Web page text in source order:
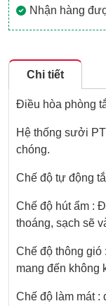
Nhận hàng
Chi tiết
Điều hòa phòng
Hệ thống sưởi
chóng.
Chế độ tự động
Chế độ hút ẩm :
thoáng, sạch sẽ
Chế độ thông gió
mang đến không
Chế độ làm mát :